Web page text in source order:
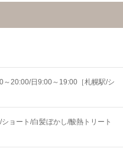
20:00/日9:00～19:00［札幌駅/シ
ョート/白髪ぼかし/酸熱トリート